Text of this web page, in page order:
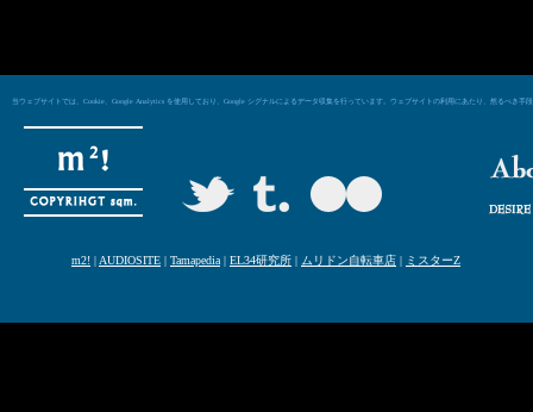
当ウェブサイトでは、Cookie、Google Analytics を使用しており、Google シグナルによるデータ収集を行っています。ウェブサイトの利用にあたり、然るべき
m2! | AUDIOSITE | Tamapedia | EL34研究所 | ムリドン自転車店 | ミスターZ